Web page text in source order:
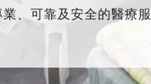
、可靠及安全的醫療